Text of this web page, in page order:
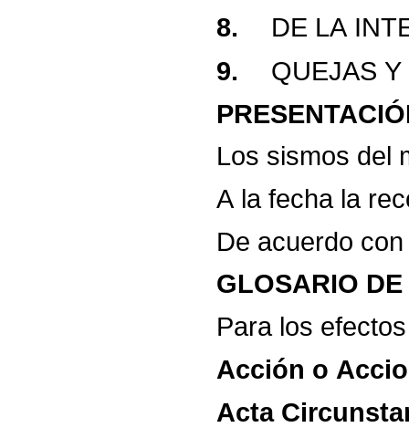
8.
DE LA
9.
QUEJAS Y
Los sismos del
A la fecha la
De acuerdo con
GLOSARIO DE
Para los efectos
Acción o
Acta